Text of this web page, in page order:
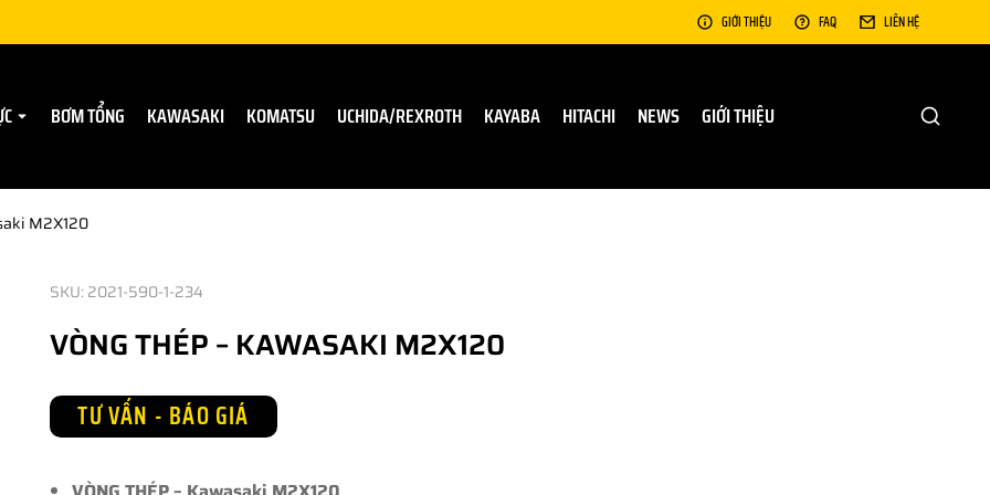
GIỚI THIỆU FAQ LIÊN HỆ
BƠM TỔNG KAWASAKI KOMATSU UCHIDA/REXROTH KAYABA HITACHI NEWS GIỚI THIỆU
M2X120
SKU: 2021-590-1-234
VÒNG THÉP – KAWASAKI M2X120
TƯ VẤN - BÁO GIÁ